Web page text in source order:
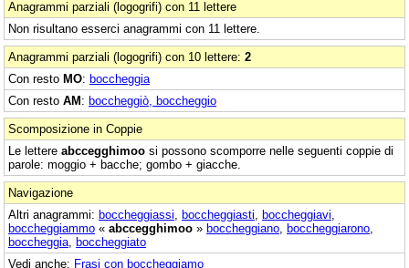
Anagrammi parziali (logogrifi) con 11 lettere
Non risultano esserci anagrammi con 11 lettere.
Anagrammi parziali (logogrifi) con 10 lettere: 2
Con resto MO: boccheggia
Con resto AM: boccheggiò, boccheggio
Scomposizione in Coppie
Le lettere abccegghimoo si possono scomporre nelle seguenti coppie di
parole: moggio + bacche; gombo + giacche.
Navigazione
Altri anagrammi: boccheggiassi boccheggiasti boccheggiavi
boccheggiammo « abccegghimoo » boccheggiano boccheggiarono
boccheggia boccheggiato
Vedi anche: Frasi con boccheggiamo